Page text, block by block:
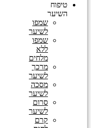
טיפוח
השיער
שמפו
לשיער
שמפו
ללא
מלחים
מרכך
לשיער
מסכה
לשיער
סרום
לשיער
קרם